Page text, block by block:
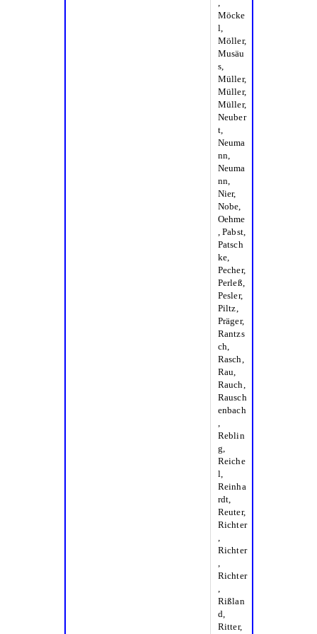
Möcke
l,
Möller,
Musäu
s,
Müller,
Müller,
Müller,
Neuber
t,
Neuma
nn,
Neuma
nn,
Nier,
Nobe,
Oehme
, Pabst,
Patsch
ke,
Pecher,
Perleß,
Pesler,
Piltz,
Präger,
Rantzs
ch,
Rasch,
Rau,
Rauch,
Rausch
enbach
Reblin
g,
Reiche
l,
Reinha
rdt,
Reuter,
Richter
Richter
Richter
Rißlan
d,
Ritter,